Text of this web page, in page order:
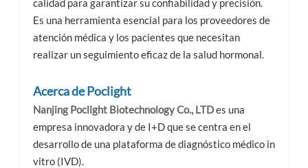
Es una herramienta esencial para los proveedores de
atención médica y los pacientes que necesitan
realizar un seguimiento eficaz de la salud hormonal.
Acerca de Poclight
Nanjing Poclight Biotechnology Co., LTDes una
empresa innovadora y de I+D que se centra en el
desarrollo de una plataforma de diagnóstico médico in
vitro (IVD).